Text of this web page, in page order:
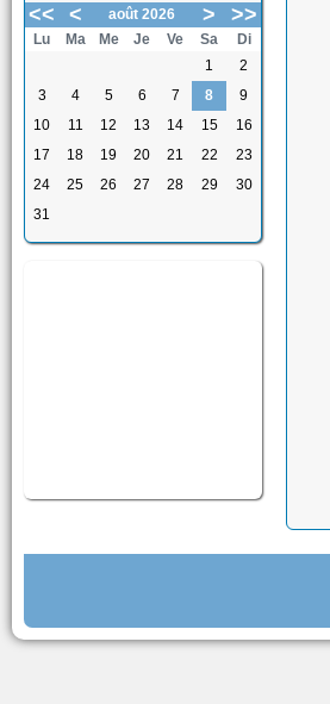
<< < août 2026 > >>
Lu Ma Me Je Ve Sa
Di
1
2
3
4 5 6 7 8
9
10
11 12 13 14 15
16
17
18 19 20 21 22
23
24
25 26 27 28 29
30
31